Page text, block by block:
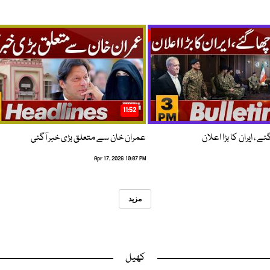
، ایران کا بڑا اعلان
11:52
عمران خان سے متعلق بڑی خبر آگئی
Apr 17, 2026 10:07 PM
مزید
کھیل